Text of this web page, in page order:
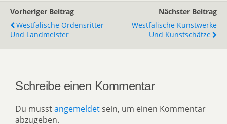
Vorheriger Beitrag
Westfälische Ordensritter
Und Landmeister
Nächster Beitrag
Westfälische Kunstwerke
Und Kunstschätze
Schreibe einen Kommentar
Du musstangemeldet sein, um einen Kommentar
abzugeben.